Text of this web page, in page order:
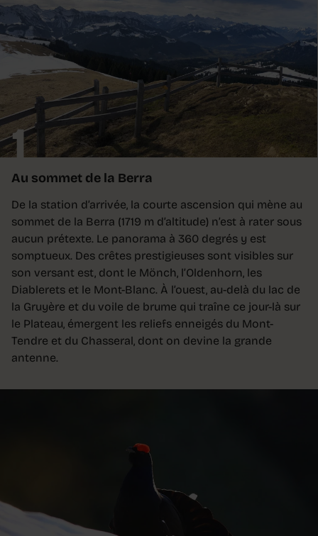
1
Au sommet de la Berra
De la station d’arrivée, la courte ascension qui mène au
sommet de la Berra (1719 m d’altitude) n’est à rater sous
aucun prétexte. Le panorama à 360 degrés y est
somptueux. Des crêtes prestigieuses sont visibles sur
son versant est, dont le Mönch, l’Oldenhorn, les
Diablerets et le Mont-Blanc. À l’ouest, au-delà du lac de
la Gruyère et du voile de brume qui traîne ce jour-là sur
le Plateau, émergent les reliefs enneigés du Mont-
Tendre et du Chasseral, dont on devine la grande
antenne.